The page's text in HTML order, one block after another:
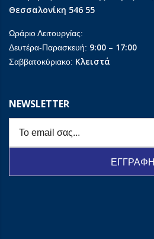
Θεσσαλονίκη 546 55
Ωράριο Λειτουργίας:
Δευτέρα-Παρασκευή: 9:00 – 17:00
Σαββατοκύριακο: Κλειστά
NEWSLETTER
ΕΓΓΡΑΦΗ